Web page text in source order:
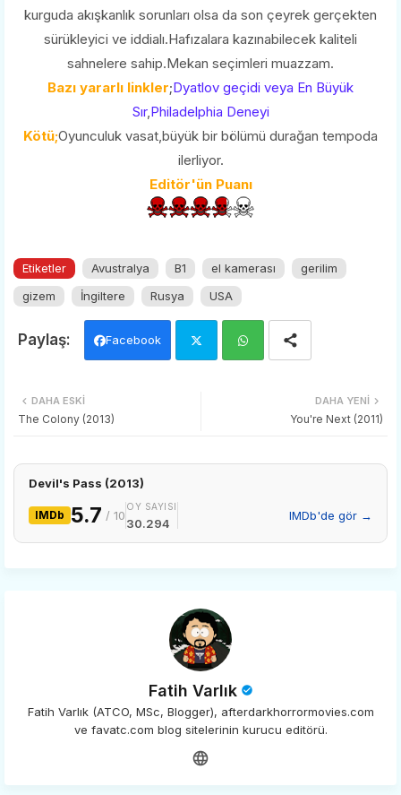
kurguda akışkanlık sorunları olsa da son çeyrek gerçekten
sürükleyici ve iddialı.Hafızalara kazınabilecek kaliteli
sahnelere sahip.Mekan seçimleri muazzam.
Bazı yararlı linkler;Dyatlov geçidi veya En Büyük
Sır,Philadelphia Deneyi
Kötü;Oyunculuk vasat,büyük bir bölümü durağan tempoda
ilerliyor.
Editör'ün Puanı
Etiketler Avustralya B1 el kamerası
gerilim
gizem
İngiltere Rusya USA
Facebook
DAHA YENI
You're Next (2011)
DAHA ESKI
The Colony (2013)
Devil's Pass (2013)
IMDb 5.7 / 10
OY SAYISI
30.294
IMDb'de gör →
Fatih Varlık
Fatih Varlık (ATCO, MSc, Blogger), afterdarkhorrormovies.com
ve favatc.com blog sitelerinin kurucu editörü.